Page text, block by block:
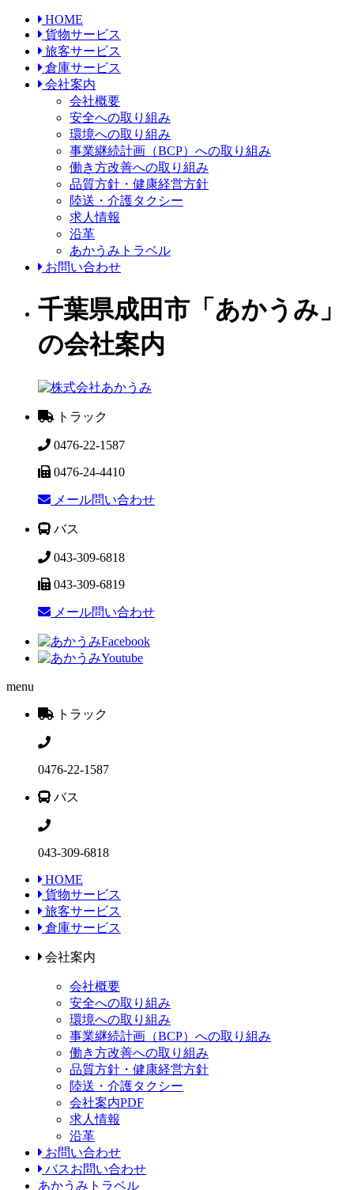
HOME
貨物サービス
旅客サービス
倉庫サービス
会社案内
会社概要
安全への取り組み
環境への取り組み
事業継続計画（BCP）への取り組み
働き方改善への取り組み
品質方針・健康経営方針
陸送・介護タクシー
求人情報
沿革
あかうみトラベル
お問い合わせ
千葉県成田市「あかうみ」
の会社案内
トラック
0476-22-1587
0476-24-4410
メール問い合わせ
バス
043-309-6818
043-309-6819
メール問い合わせ
menu
トラック
0476-22-1587
バス
043-309-6818
HOME
貨物サービス
旅客サービス
倉庫サービス
会社案内
会社概要
安全への取り組み
環境への取り組み
事業継続計画（BCP）への取り組み
働き方改善への取り組み
品質方針・健康経営方針
陸送・介護タクシー
会社案内PDF
求人情報
沿革
お問い合わせ
バスお問い合わせ
あかうみトラベル